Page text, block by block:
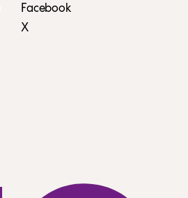
Facebook
X